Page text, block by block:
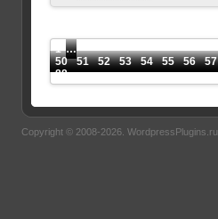
1 …
50
51 52 53 54 55 56 57
88
Copyright © 2008-2026. WordpressPlugins.ru